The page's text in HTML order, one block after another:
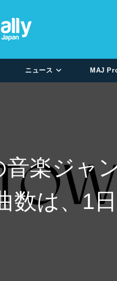
ニュース MAJ
楽ジャ
数は、1